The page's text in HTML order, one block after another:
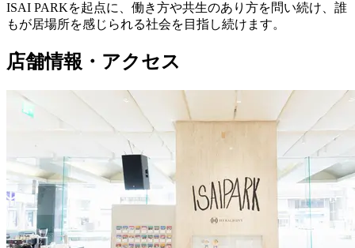
ISAI PARKを起点に、働き方や共生のあり方を問い続け、誰
もが居場所を感じられる社会を目指し続けます。
店舗情報・アクセス